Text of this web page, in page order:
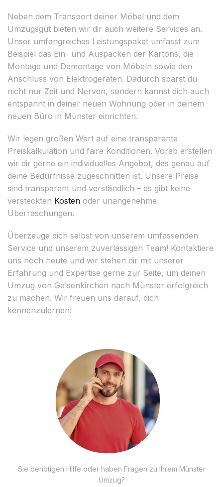
Neben dem Transport deiner Möbel und dem
Umzugsgut bieten wir dir auch weitere Services an.
Unser umfangreiches Leistungspaket umfasst zum
Beispiel das Ein- und Auspacken der Kartons, die
Montage und Demontage von Möbeln sowie den
Anschluss von Elektrogeräten. Dadurch sparst du
nicht nur Zeit und Nerven, sondern kannst dich auch
entspannt in deiner neuen Wohnung oder in deinem
neuen Büro in Münster einrichten.
Wir legen großen Wert auf eine transparente
Preiskalkulation und faire Konditionen. Vorab erstellen
wir dir gerne ein individuelles Angebot, das genau auf
deine Bedürfnisse zugeschnitten ist. Unsere Preise
sind transparent und verständlich – es gibt keine
versteckten Kosten oder unangenehme
Überraschungen.
Überzeuge dich selbst von unserem umfassenden
Service und unserem zuverlässigen Team! Kontaktiere
uns noch heute und wir stehen dir mit unserer
Erfahrung und Expertise gerne zur Seite, um deinen
Umzug von Gelsenkirchen nach Münster erfolgreich
zu machen. Wir freuen uns darauf, dich
kennenzulernen!
Sie benötigen Hilfe oder haben Fragen zu Ihrem Münster
Umzug?